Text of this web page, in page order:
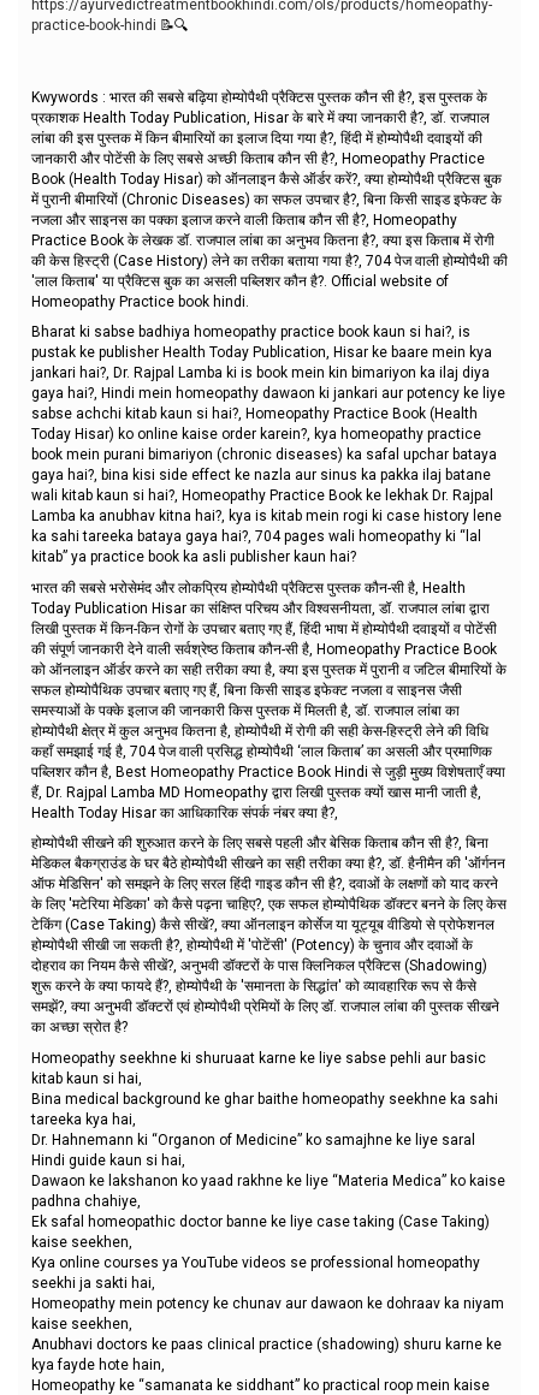
https://ayurvedictreatmentbookhindi.com/ols/products/homeopathy-
practice-book-hindi 📝🔍
Kwywords : भारत की सबसे बढ़िया होम्योपैथी प्रैक्टिस पुस्तक कौन सी है?, इस पुस्तक के
प्रकाशक Health Today Publication, Hisar के बारे में क्या जानकारी है?, डॉ. राजपाल
लांबा की इस पुस्तक में किन बीमारियों का इलाज दिया गया है?, हिंदी में होम्योपैथी दवाइयों की
जानकारी और पोटेंसी के लिए सबसे अच्छी किताब कौन सी है?, Homeopathy Practice
Book (Health Today Hisar) को ऑनलाइन कैसे ऑर्डर करें?, क्या होम्योपैथी प्रैक्टिस बुक
में पुरानी बीमारियों (Chronic Diseases) का सफल उपचार है?, बिना किसी साइड इफेक्ट के
नजला और साइनस का पक्का इलाज करने वाली किताब कौन सी है?, Homeopathy
Practice Book के लेखक डॉ. राजपाल लांबा का अनुभव कितना है?, क्या इस किताब में रोगी
की केस हिस्ट्री (Case History) लेने का तरीका बताया गया है?, 704 पेज वाली होम्योपैथी की
'लाल किताब' या प्रैक्टिस बुक का असली पब्लिशर कौन है?. Official website of
Homeopathy Practice book hindi.
Bharat ki sabse badhiya homeopathy practice book kaun si hai?, is
pustak ke publisher Health Today Publication, Hisar ke baare mein kya
jankari hai?, Dr. Rajpal Lamba ki is book mein kin bimariyon ka ilaj diya
gaya hai?, Hindi mein homeopathy dawaon ki jankari aur potency ke liye
sabse achchi kitab kaun si hai?, Homeopathy Practice Book (Health
Today Hisar) ko online kaise order karein?, kya homeopathy practice
book mein purani bimariyon (chronic diseases) ka safal upchar bataya
gaya hai?, bina kisi side effect ke nazla aur sinus ka pakka ilaj batane
wali kitab kaun si hai?, Homeopathy Practice Book ke lekhak Dr. Rajpal
Lamba ka anubhav kitna hai?, kya is kitab mein rogi ki case history lene
ka sahi tareeka bataya gaya hai?, 704 pages wali homeopathy ki “lal
kitab” ya practice book ka asli publisher kaun hai?
भारत की सबसे भरोसेमंद और लोकप्रिय होम्योपैथी प्रैक्टिस पुस्तक कौन-सी है, Health
Today Publication Hisar का संक्षिप्त परिचय और विश्वसनीयता, डॉ. राजपाल लांबा द्वारा
लिखी पुस्तक में किन-किन रोगों के उपचार बताए गए हैं, हिंदी भाषा में होम्योपैथी दवाइयों व पोटेंसी
की संपूर्ण जानकारी देने वाली सर्वश्रेष्ठ किताब कौन-सी है, Homeopathy Practice Book
को ऑनलाइन ऑर्डर करने का सही तरीका क्या है, क्या इस पुस्तक में पुरानी व जटिल बीमारियों के
सफल होम्योपैथिक उपचार बताए गए हैं, बिना किसी साइड इफेक्ट नजला व साइनस जैसी
समस्याओं के पक्के इलाज की जानकारी किस पुस्तक में मिलती है, डॉ. राजपाल लांबा का
होम्योपैथी क्षेत्र में कुल अनुभव कितना है, होम्योपैथी में रोगी की सही केस-हिस्ट्री लेने की विधि
कहाँ समझाई गई है, 704 पेज वाली प्रसिद्ध होम्योपैथी ‘लाल किताब’ का असली और प्रमाणिक
पब्लिशर कौन है, Best Homeopathy Practice Book Hindi से जुड़ी मुख्य विशेषताएँ क्या
हैं, Dr. Rajpal Lamba MD Homeopathy द्वारा लिखी पुस्तक क्यों खास मानी जाती है,
Health Today Hisar का आधिकारिक संपर्क नंबर क्या है?,
होम्योपैथी सीखने की शुरुआत करने के लिए सबसे पहली और बेसिक किताब कौन सी है?, बिना
मेडिकल बैकग्राउंड के घर बैठे होम्योपैथी सीखने का सही तरीका क्या है?, डॉ. हैनीमैन की 'ऑर्गनन
ऑफ मेडिसिन' को समझने के लिए सरल हिंदी गाइड कौन सी है?, दवाओं के लक्षणों को याद करने
के लिए 'मटेरिया मेडिका' को कैसे पढ़ना चाहिए?, एक सफल होम्योपैथिक डॉक्टर बनने के लिए केस
टेकिंग (Case Taking) कैसे सीखें?, क्या ऑनलाइन कोर्सेज या यूट्यूब वीडियो से प्रोफेशनल
होम्योपैथी सीखी जा सकती है?, होम्योपैथी में 'पोटेंसी' (Potency) के चुनाव और दवाओं के
दोहराव का नियम कैसे सीखें?, अनुभवी डॉक्टरों के पास क्लिनिकल प्रैक्टिस (Shadowing)
शुरू करने के क्या फायदे हैं?, होम्योपैथी के 'समानता के सिद्धांत' को व्यावहारिक रूप से कैसे
समझें?, क्या अनुभवी डॉक्टरों एवं होम्योपैथी प्रेमियों के लिए डॉ. राजपाल लांबा की पुस्तक सीखने
का अच्छा स्रोत है?
Homeopathy seekhne ki shuruaat karne ke liye sabse pehli aur basic
kitab kaun si hai,
Bina medical background ke ghar baithe homeopathy seekhne ka sahi
tareeka kya hai,
Dr. Hahnemann ki “Organon of Medicine” ko samajhne ke liye saral
Hindi guide kaun si hai,
Dawaon ke lakshanon ko yaad rakhne ke liye “Materia Medica” ko kaise
padhna chahiye,
Ek safal homeopathic doctor banne ke liye case taking (Case Taking)
kaise seekhen,
Kya online courses ya YouTube videos se professional homeopathy
seekhi ja sakti hai,
Homeopathy mein potency ke chunav aur dawaon ke dohraav ka niyam
kaise seekhen,
Anubhavi doctors ke paas clinical practice (shadowing) shuru karne ke
kya fayde hote hain,
Homeopathy ke “samanata ke siddhant” ko practical roop mein kaise